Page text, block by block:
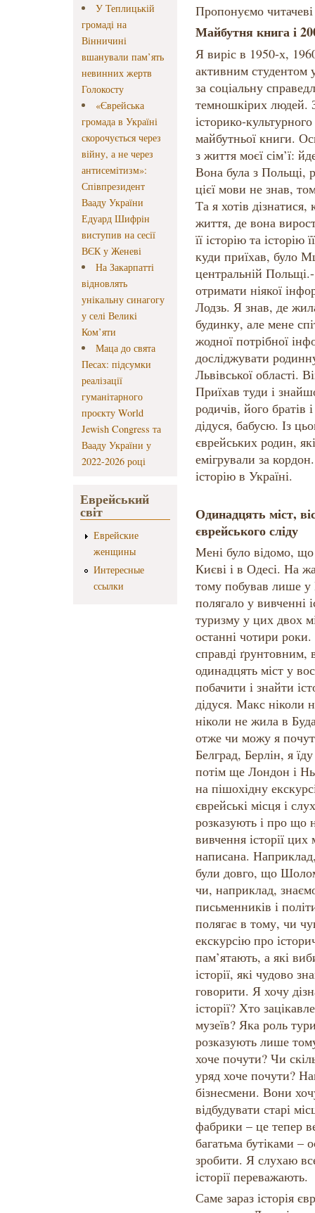
У Теплицькій
громаді на
Вінничині
вшанували пам’ять
невинних жертв
Голокосту
«Єврейська
громада в Україні
скорочується через
війну, а не через
антисемітизм»:
Співпрезидент
Вааду України
Едуард Шифрін
виступив на сесії
ВЄК у Женеві
На Закарпатті
відновлять
унікальну синагогу
у селі Великі
Ком’яти
Маца до свята
Песах: підсумки
реалізації
гуманітарного
проєкту World
Jewish Congress та
Вааду України у
2022-2026 році
Еврейський
світ
Еврейские
женщины
Интересные
ссылки
Пропонуємо
Майбутня книга і
Я виріс в 1950-х,
активним студентом
за соціальну
темношкірих людей.
історико-
майбутньої книги.
з життя моєї сім’ї:
Вона була з Польщі,
цієї мови не знав,
Та я хотів
життя, де вона
її історію та
куди приїхав, було
центральній
отримати ніякої
Лодзь. Я знав, де
будинку, але мене
жодної потрібної
досліджувати
Львівської області.
Приїхав туди і
родичів, його братів
дідуся, бабусю. Із
єврейських родин,
емігрували за
історію в Україні.
Одинадцять міст,
єврейського сліду
Мені було відомо, що
Києві і в Одесі. На
тому побував лише у
полягало у вивченні
туризму у цих двох
останні чотири
справді ґрунтовним,
одинадцять міст у
побачити і знайти
дідуся. Макс ніколи
ніколи не жила в
отже чи можу я
Белград, Берлін, я
потім ще Лондон і
на пішохідну
єврейські місця і
розказують і про що
вивчення історії
написана.
були довго, що
чи, наприклад,
письменників і
полягає в тому, чи
екскурсію про
пам’ятають, а які
історії, які чудово
говорити. Я хочу
історії? Хто
музеїв? Яка роль
розказують лише
хоче почути? Чи
уряд хоче почути?
бізнесмени. Вони
відбудувати старі
фабрики – це тепер
багатьма бутіками –
зробити. Я слухаю
історії переважають.
Саме зараз історія